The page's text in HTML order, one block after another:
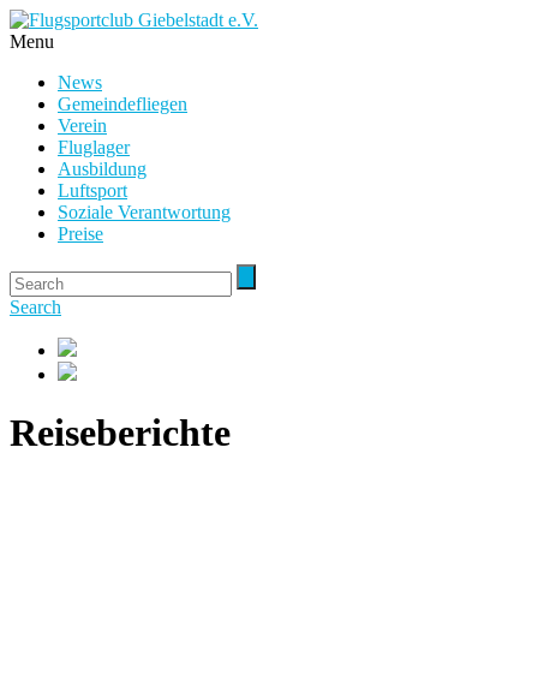
Menu
News
Gemeindefliegen
Verein
Fluglager
Ausbildung
Luftsport
Soziale Verantwortung
Preise
Search
Reiseberichte